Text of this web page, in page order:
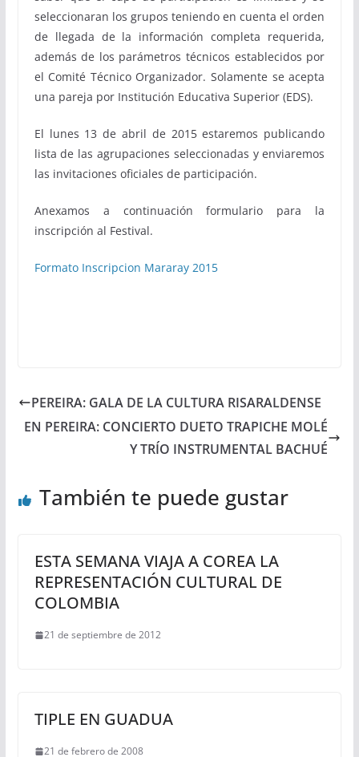
seleccionaran los grupos teniendo en cuenta el orden
de llegada de la información completa requerida,
además de los parámetros técnicos establecidos por
el Comité Técnico Organizador. Solamente se acepta
una pareja por Institución Educativa Superior (EDS).
El lunes 13 de abril de 2015 estaremos publicando
lista de las agrupaciones seleccionadas y enviaremos
las invitaciones oficiales de participación.
Anexamos a continuación formulario para la
inscripción al Festival.
Formato Inscripcion Mararay 2015
PEREIRA: GALA DE LA CULTURA RISARALDENSE
EN PEREIRA: CONCIERTO DUETO TRAPICHE MOLÉ
Y TRÍO INSTRUMENTAL BACHUÉ
También te puede gustar
ESTA SEMANA VIAJA A COREA LA
REPRESENTACIÓN CULTURAL DE
COLOMBIA
21 de septiembre de 2012
TIPLE EN GUADUA
21 de febrero de 2008